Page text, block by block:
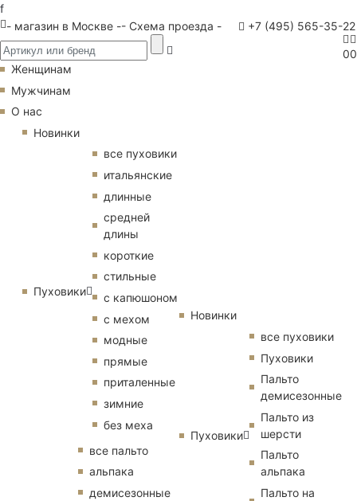
f
- магазин в Москве -- Схема проезда - +7 (495) 565-35-22
00
Женщинам
Мужчинам
О нас
Новинки
Пуховики
все пуховики
итальянские
длинные
средней
длины
короткие
стильные
с капюшоном
с мехом
модные
прямые
приталенные
зимние
без меха
все пальто
альпака
демисезонные
Новинки
Пуховики
все пуховики
Пуховики
Пальто
демисезонные
Пальто из
шерсти
Пальто
альпака
Пальто на